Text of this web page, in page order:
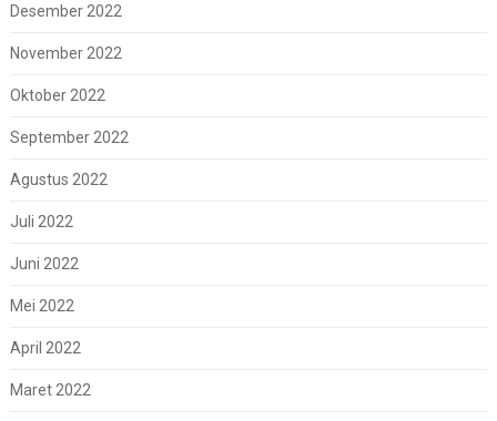
Desember 2022
November 2022
Oktober 2022
September 2022
Agustus 2022
Juli 2022
Juni 2022
Mei 2022
April 2022
Maret 2022